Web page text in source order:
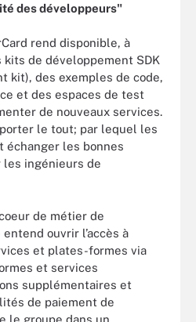
des développeurs"
rend disponible, à
de développement SDK
kit), des exemples de code,
et des espaces de test
de nouveaux services.
le tout; par lequel les
échanger les bonnes
ingénieurs de
de métier de
ouvrir l’accès à
et plates-formes via
et services
supplémentaires et
de paiement de
le groupe dans un